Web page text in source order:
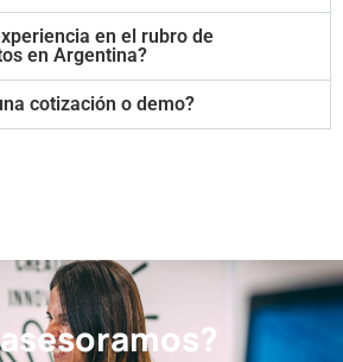
en el rubro de
en Argentina?
cotización o demo?